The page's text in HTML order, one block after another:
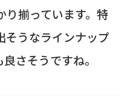
り揃っています。特
そうなラインナップ
さそうですね。